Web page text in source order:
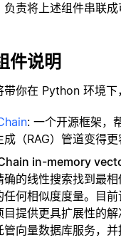
负责将上述组件串联成
件说明
带你在 Python 环境下
: 一个开源框架，
（RAG）管道变得更
in-memory
确的线性搜索找到最
任何相似度度量。目
目提供更具扩展性的
管向量数据库服务，